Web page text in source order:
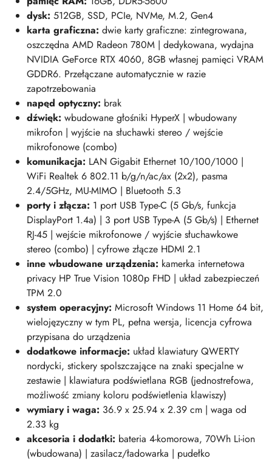
dysk: 512GB, SSD, PCIe, NVMe, M.2, Gen4
karta graficzna: dwie karty graficzne: zintegrowana,
oszczędna AMD Radeon 780M | dedykowana, wydajna
NVIDIA GeForce RTX 4060, 8GB własnej pamięci VRAM
GDDR6. Przełączane automatycznie w razie
zapotrzebowania
napęd optyczny: brak
dźwięk: wbudowane głośniki HyperX | wbudowany
mikrofon | wyjście na słuchawki stereo / wejście
mikrofonowe (combo)
komunikacja: LAN Gigabit Ethernet 10/100/1000 |
WiFi Realtek 6 802.11 b/g/n/ac/ax (2x2), pasma
2.4/5GHz, MU-MIMO | Bluetooth 5.3
porty i złącza: 1 port USB Type-C (5 Gb/s, funkcja
DisplayPort 1.4a) | 3 port USB Type-A (5 Gb/s) | Ethernet
RJ-45 | wejście mikrofonowe / wyjście słuchawkowe
stereo (combo) | cyfrowe złącze HDMI 2.1
inne wbudowane urządzenia: kamerka internetowa
privacy HP True Vision 1080p FHD | układ zabezpieczeń
TPM 2.0
system operacyjny: Microsoft Windows 11 Home 64 bit,
wielojęzyczny w tym PL, pełna wersja, licencja cyfrowa
przypisana do urządzenia
dodatkowe informacje: układ klawiatury QWERTY
nordycki, stickery spolszczające na znaki specjalne w
zestawie | klawiatura podświetlana RGB (jednostrefowa,
możliwość zmiany koloru podświetlenia klawiszy)
wymiary i waga: 36.9 x 25.94 x 2.39 cm | waga od
2.33 kg
akcesoria i dodatki: bateria 4-komorowa, 70Wh Li-ion
(wbudowana) | zasilacz/ładowarka | pudełko